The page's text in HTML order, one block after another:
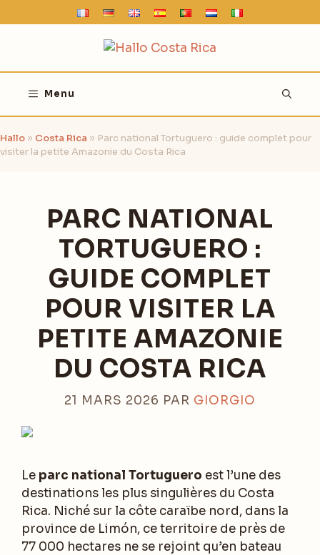
au
Menu
Hallo » Costa Rica » Parc national Tortuguero : guide complet pour
visiter la petite Amazonie du Costa Rica
PARC NATIONAL
TORTUGUERO :
GUIDE COMPLET
POUR VISITER LA
PETITE AMAZONIE
DU COSTA RICA
21 MARS 2026 PAR GIORGIO
Le parc national Tortuguero est l’une des
destinations les plus singulières du Costa
Rica. Niché sur la côte caraïbe nord, dans la
province de Limón, ce territoire de près de
77 000 hectares ne se rejoint qu’en bateau